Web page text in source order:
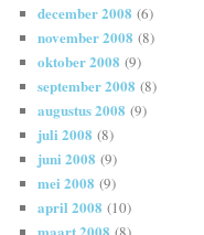
december 2008 (6)
november 2008 (8)
oktober 2008 (9)
september 2008 (8)
augustus 2008 (9)
juli 2008 (8)
juni 2008 (9)
mei 2008 (9)
april 2008 (10)